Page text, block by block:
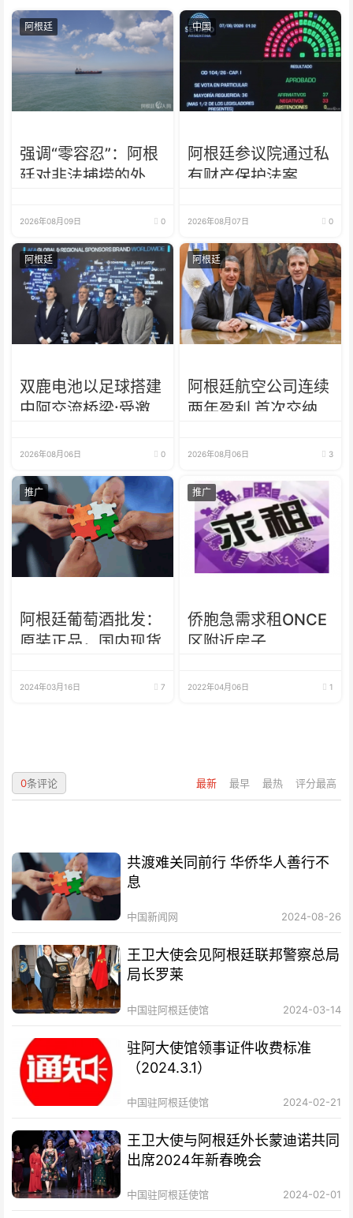
阿根廷
强调“零容忍”：阿根
廷对非法捕捞的外国
2026年08月09日 0
中国
阿根廷参议院通过私
有财产保护法案
2026年08月07日 0
阿根廷
双鹿电池以足球搭建
中阿交流桥梁:受邀
商招待会！
2026年08月06日 0
阿根廷
阿根廷航空公司连续
两年盈利 首次交纳
2026年08月06日 3
推广
阿根廷葡萄酒批发：
原装正品，国内现货
2024年03月16日 7
推广
侨胞急需求租ONCE
区附近房子
2022年04月06日 1
最新 最早 最热 评分最高
0条评论
共渡难关同前行 华侨华人善行不
息
中国新闻网 2024-08-26
王卫大使会见阿根廷联邦警察总局
局长罗莱
中国驻阿根廷使馆 2024-03-14
驻阿大使馆领事证件收费标准
（2024.3.1）
中国驻阿根廷使馆 2024-02-21
王卫大使与阿根廷外长蒙迪诺共同
出席2024年新春晚会
中国驻阿根廷使馆 2024-02-01